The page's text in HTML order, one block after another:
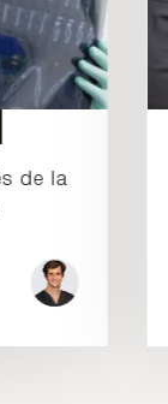
de la